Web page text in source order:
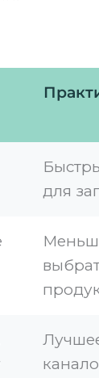
для